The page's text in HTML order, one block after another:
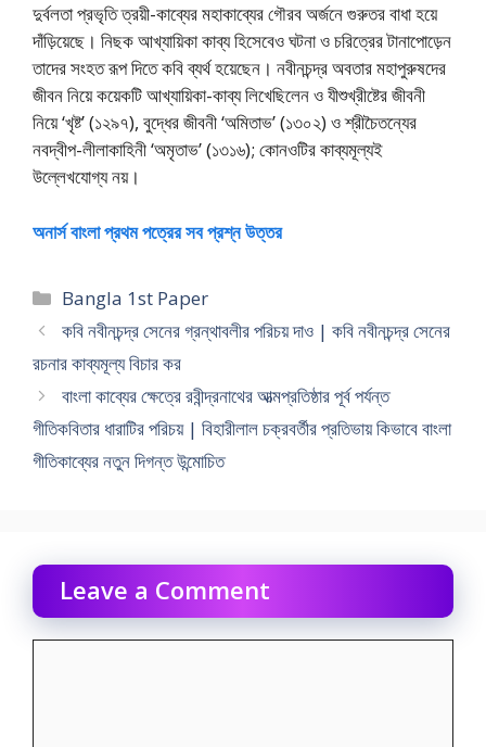
দুর্বলতা প্রভৃতি ত্রয়ী-কাব্যের মহাকাব্যের গৌরব অর্জনে গুরুতর বাধা হয়ে
দাঁড়িয়েছে। নিছক আখ্যায়িকা কাব্য হিসেবেও ঘটনা ও চরিত্রের টানাপােড়েন
তাদের সংহত রূপ দিতে কবি ব্যর্থ হয়েছেন। নবীনচন্দ্র অবতার মহাপুরুষদের
জীবন নিয়ে কয়েকটি আখ্যায়িকা-কাব্য লিখেছিলেন ও যীশুখ্রীষ্টের জীবনী
নিয়ে ‘খৃষ্ট’ (১২৯৭), বুদ্ধের জীবনী ‘অমিতাভ’ (১৩০২) ও শ্রীচৈতন্যের
নবদ্বীপ-লীলাকাহিনী ‘অমৃতাভ’ (১৩১৬); কোনওটির কাব্যমূল্যই
উল্লেখযােগ্য নয়।
অনার্স বাংলা প্রথম পত্রের সব প্রশ্ন উত্তর
Categories
Bangla 1st Paper
কবি নবীনচন্দ্র সেনের গ্রন্থাবলীর পরিচয় দাও | কবি নবীনচন্দ্র সেনের
রচনার কাব্যমূল্য বিচার কর
বাংলা কাব্যের ক্ষেত্রে রবীন্দ্রনাথের আত্মপ্রতিষ্ঠার পূর্ব পর্যন্ত
গীতিকবিতার ধারাটির পরিচয় | বিহারীলাল চক্রবর্তীর প্রতিভায় কিভাবে বাংলা
গীতিকাব্যের নতুন দিগন্ত উন্মােচিত
Leave a Comment